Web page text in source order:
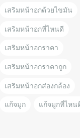
เสริมหน้าอกด้วยไขมัน
เสริมหน้าอกที่ไหนดี
เสริมหน้าอกราคา
เสริมหน้าอกราคาถูก
เสริมหน้าอกส่องกล้อง
แก้จมูก แก้จมูกที่ไหน